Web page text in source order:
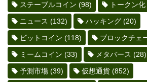
ステーブルコイン (98) トークン化
ニュース (132) ハッキング (20)
ビットコイン (118) ブロックチェ
ミームコイン (33) メタバース (28)
予測市場 (39) 仮想通貨 (852)